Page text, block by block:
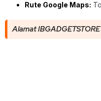
Rute Google Maps:
Alamat